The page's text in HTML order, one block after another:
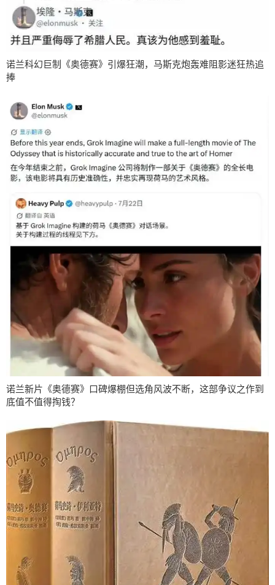
诺兰科幻巨制《奥德赛》引爆狂潮，马斯克炮轰难阻影迷狂热追
捧
诺兰新片《奥德赛》口碑爆棚但选角风波不断，这部争议之作到
底值不值得掏钱？